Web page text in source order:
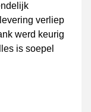
verliep
werd keurig
is soepel